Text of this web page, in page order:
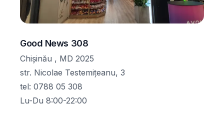
Good News 308
Chișinău , MD 2025
str. Nicolae Testemițeanu, 3
tel: 0788 05 308
Lu-Du 8:00-22:00